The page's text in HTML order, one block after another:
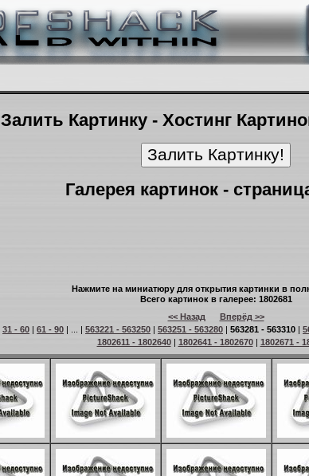
Залить Картинку - Хостинг
Галерея картинок -
Нажмите на миниатюру для открытия картинки в
Всего картинок в галерее: 1802681
<< Назад
Вперёд >>
31 - 60 | 61 - 90 | ... | 563221 - 563250 | 563251 - 563280 | 563281 - 563310 |
1802611 - 1802640| 1802641 - 1802670| 1802671 -